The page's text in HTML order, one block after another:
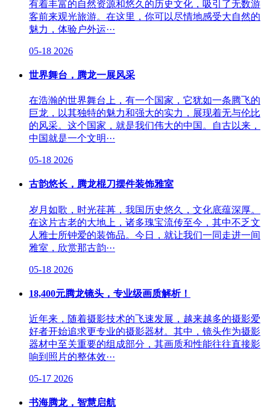
有着丰富的自然资源和悠久的历史文化，吸引了无数游
客前来观光旅游。在这里，你可以尽情地感受大自然的
魅力，体验户外运···
05-18 2026
世界舞台，腾龙一展风采
在浩瀚的世界舞台上，有一个国家，它犹如一条腾飞的
巨龙，以其独特的魅力和强大的实力，展现着无与伦比
的风采。这个国家，就是我们伟大的中国。自古以来，
中国就是一个文明···
05-18 2026
古韵悠长，腾龙棍刀摆件装饰雅室
岁月如歌，时光荏苒，我国历史悠久，文化底蕴深厚。
在这片古老的大地上，诸多瑰宝流传至今，其中不乏文
人雅士所钟爱的装饰品。今日，就让我们一同走进一间
雅室，欣赏那古韵···
05-18 2026
18,400元腾龙镜头，专业级画质解析！
近年来，随着摄影技术的飞速发展，越来越多的摄影爱
好者开始追求更专业的摄影器材。其中，镜头作为摄影
器材中至关重要的组成部分，其画质和性能往往直接影
响到照片的整体效···
05-17 2026
书海腾龙，智慧启航